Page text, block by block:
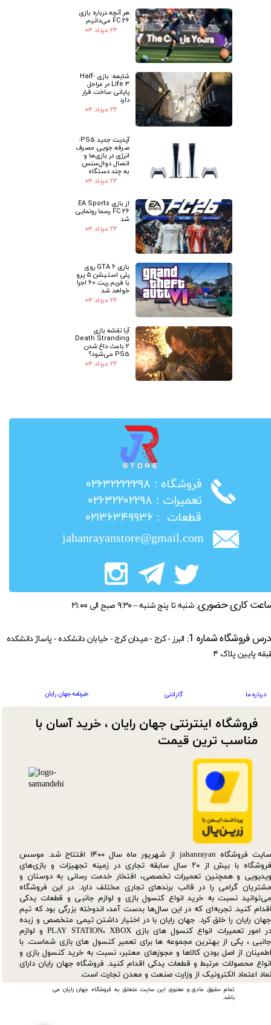
هر آنچه درباره بازی
FC 26 می‌دانیم
۲۲ مرداد ۰۴
شایعه: بازی Half-
Life 3 در مراحل
پایانی ساخت قرار
دارد
۲۲ مرداد ۰۴
آپدیت جدید PS5:
صرفه جویی مصرف
انرژی در بازی‌ها و
اتصال دوال‌سنس
به چند دستگاه
۲۲ مرداد ۰۴
از بازی EA Sports
FC 26 رسما رونمایی
شد
۲۲ مرداد ۰۴
بازی GTA 6 روی
پلی استیشن 5 پرو
با فریم ریت 60 اجرا
خواهد شد
۲۲ مرداد ۰۴
آیا نقشه بازی
Death Stranding
2 باعث داغ شدن
PS5 می‌شود؟
۲۲ مرداد ۰۴
تمام حقوق مادی و معنوی این سایت متعلق به فروشگاه جهان رایان می
باشد.
​فروشگاه : ۰۲۶۳۲۲۲۲۲۹۸
​تعمیرات : ۰۲۶۳۲۲۰۲۲۹۸
​قطعات : ۰۲۱۳۶۳۴۹۹۳۶
jahanrayanstore@gmail.com
سایت فروشگاه jahanrayan از شهریور ماه سال ۱۴۰۰ افتتاح شد. موسس
فروشگاه با بیش از ۲۰ سال سابقه تجاری در زمینه تجهیزات و بازی‌های
ویدیویی و همچنین تعمیرات تخصصی، افتخار خدمت رسانی به دوستان و
مشتریان گرامی را در قالب برندهای تجاری مختلف دارد. در این فروشگاه
می‌توانید نسبت به خرید انواع کنسول بازی و لوازم جانبی و قطعات یدکی‌
اقدام کنید. تجربه‌ای که در این سال‌ها بدست آمد، اندوخته بزرگی بود که تیم
جهان رایان را خلق کرد. جهان رایان با در اختیار داشتن تیمی متخصص و زبده
در امور تعمیرات انواع کنسول های بازی PLAY STATION، XBOX و لوازم
جانبی ، یکی از بهترین مجموعه ها برای تعمیر کنسول های بازی شماست. با
اطمینان از اصل بودن کالاها و مجوزهای معتبر، نسبت به خرید کنسول بازی و
انواع محصولات مرتبط و قطعات یدکی اقدام کنید. فروشگاه جهان رایان دارای
نماد اعتماد الکترونیک از وزارت صنعت و معدن تجارت است.
فروشگاه اینترنتی جهان رایان ، خرید آسان با
مناسب ترین قیمت​​​​​​​
کاری حضوری: شنبه تا پنج شنبه – ۹:۳۰ صبح الی ۲۱:۰۰
درباره ما گارانتی خبرنامه جهان رایان
فروشگاه شماره 1:
البرز - کرج - میدان کرج - خیابان دانشکده - پاساژ دانشکده
پایین پلاک ۴